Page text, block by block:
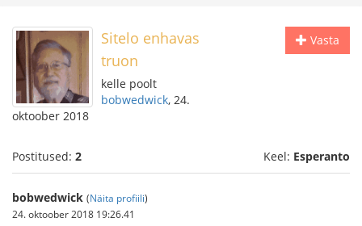
Vasta
Sitelo enhavas
truon
kelle poolt
bobwedwick, 24.
oktoober 2018
Postitused: 2 Keel: Esperanto
bobwedwick (Näita profiili)
24. oktoober 2018 19:26.41